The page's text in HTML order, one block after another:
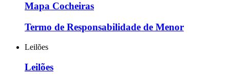
Mapa Cocheiras
Termo de Responsabilidade de Menor
Leilões
Leilões